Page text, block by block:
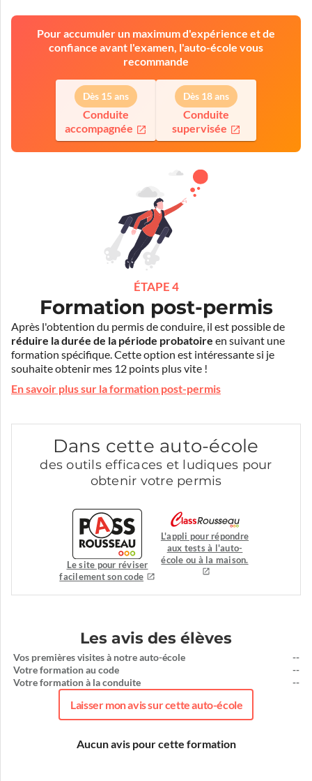
Pour accumuler un maximum d'expérience et de
confiance avant l'examen, l'auto-école vous
recommande
Dès 15 ans
Conduite
accompagnée
Dès 18 ans
Conduite
supervisée
ÉTAPE 4
Formation post-permis
Après l'obtention du permis de conduire, il est possible de
réduire la durée de la période probatoire en suivant une
formation spécifique. Cette option est intéressante si je
souhaite obtenir mes 12 points plus vite !
En savoir plus sur la formation post-permis
Dans cette auto-école
des outils efficaces et ludiques pour
obtenir votre permis
Le site pour réviser
facilement son code
L'appli pour répondre
aux tests à l'auto-
école ou à la maison.
Les avis des élèves
Vos premières visites à notre auto-école
Votre formation au code
Votre formation à la conduite
--
--
--
Laisser mon avis sur cette auto-école
Aucun avis pour cette formation